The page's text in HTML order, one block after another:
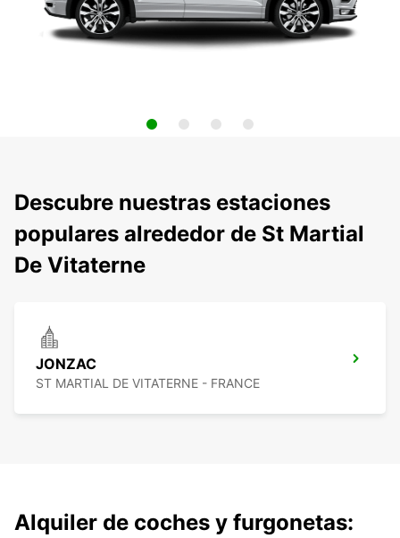
Descubre nuestras estaciones
populares alrededor de St Martial
De Vitaterne
JONZAC
ST MARTIAL DE VITATERNE - FRANCE
Alquiler de coches y furgonetas: